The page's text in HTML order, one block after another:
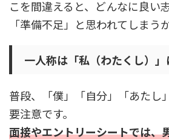
こを間違えると、どんなに良い
「準備不足」と思われてしまう
一人称は「私（わたくし）
普段、「僕」「自分」「あたし
要注意です。
面接やエントリーシートでは、